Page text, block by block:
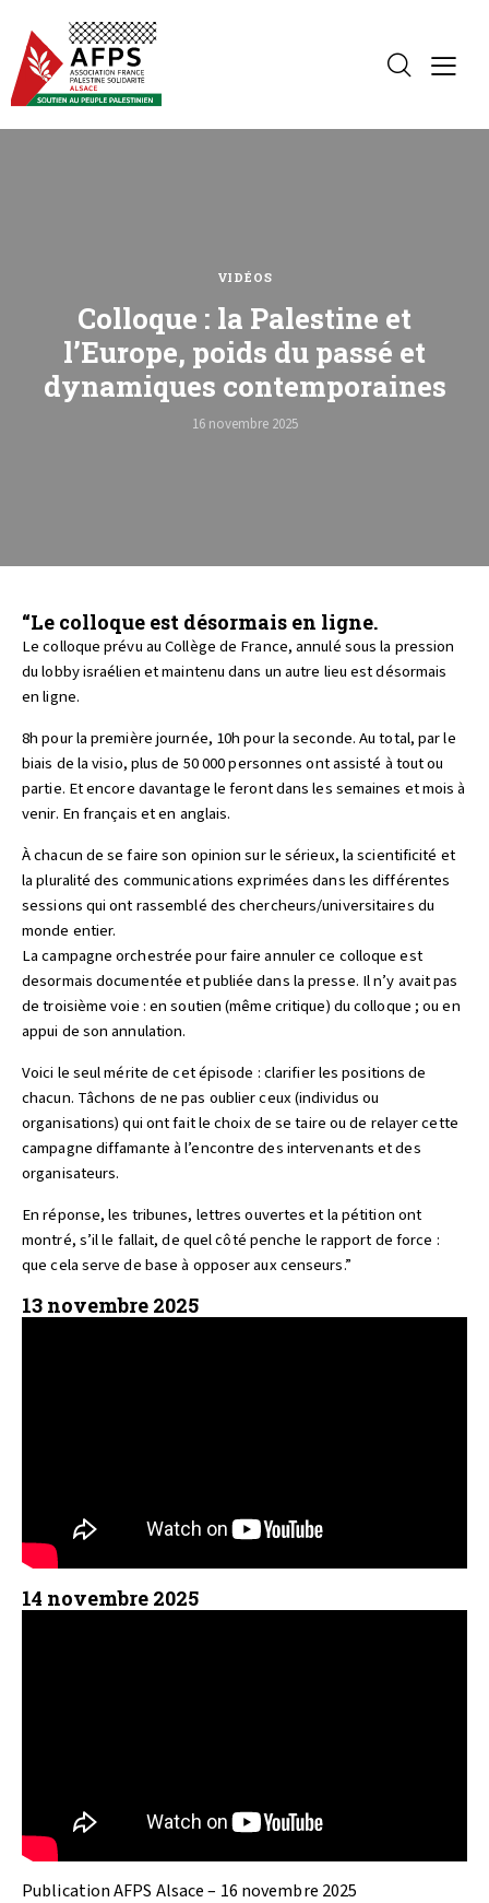
VIDÉOS
Colloque : la Palestine et
l’Europe, poids du passé et
dynamiques contemporaines
16 novembre 2025
“Le colloque est désormais en ligne.
Le colloque prévu au Collège de France, annulé sous la pression
du lobby israélien et maintenu dans un autre lieu est désormais
en ligne.
8h pour la première journée, 10h pour la seconde. Au total, par le
biais de la visio, plus de 50 000 personnes ont assisté à tout ou
partie. Et encore davantage le feront dans les semaines et mois à
venir. En français et en anglais.
À chacun de se faire son opinion sur le sérieux, la scientificité et
la pluralité des communications exprimées dans les différentes
sessions qui ont rassemblé des chercheurs/universitaires du
monde entier.
La campagne orchestrée pour faire annuler ce colloque est
desormais documentée et publiée dans la presse. Il n’y avait pas
de troisième voie : en soutien (même critique) du colloque ; ou en
appui de son annulation.
Voici le seul mérite de cet épisode : clarifier les positions de
chacun. Tâchons de ne pas oublier ceux (individus ou
organisations) qui ont fait le choix de se taire ou de relayer cette
campagne diffamante à l’encontre des intervenants et des
organisateurs.
En réponse, les tribunes, lettres ouvertes et la pétition ont
montré, s’il le fallait, de quel côté penche le rapport de force :
que cela serve de base à opposer aux censeurs.”
13 novembre 2025
14 novembre 2025
Publication AFPS Alsace – 16 novembre 2025